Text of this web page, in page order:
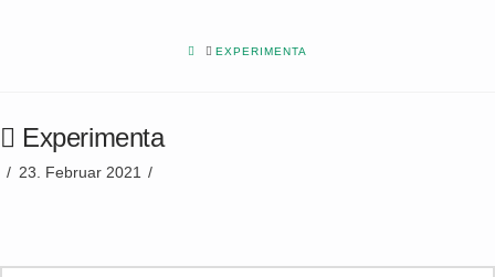
HOMEEXPERIMENTA
Experimenta
23. Februar 2021